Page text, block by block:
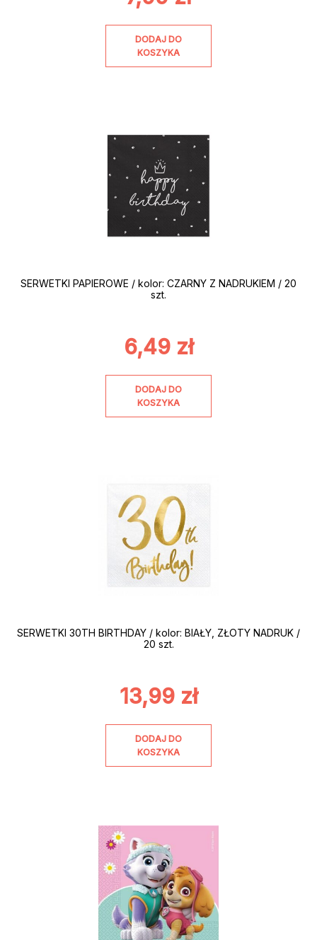
DODAJ DO
KOSZYKA
SERWETKI PAPIEROWE / kolor: CZARNY Z NADRUKIEM / 20
szt.
6,49 zł
DODAJ DO
KOSZYKA
SERWETKI 30TH BIRTHDAY / kolor: BIAŁY, ZŁOTY NADRUK /
20 szt.
13,99 zł
DODAJ DO
KOSZYKA